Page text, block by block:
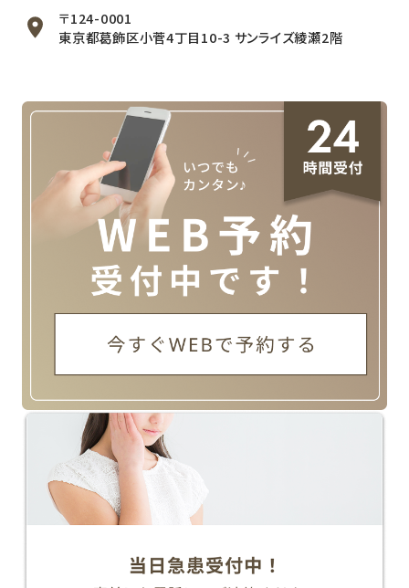
〒124-0001
東京都葛飾区小菅4丁目10-3 サンライズ綾瀬2階